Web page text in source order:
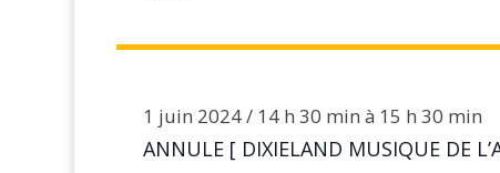
ANNULE [ DIXIELAND MUSIQUE DE
1 juin 2024 / 14 h 30 min à 15 h 30 min